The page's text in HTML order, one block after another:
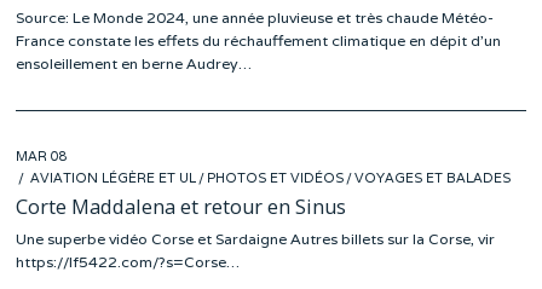
Source: Le Monde 2024, une année pluvieuse et très chaude Météo-
France constate les effets du réchauffement climatique en dépit d’un
ensoleillement en berne Audrey…
POSTED
ON
MAR 08
03
AVIATION LÉGÈRE ET UL / PHOTOS ET VIDÉOS /VOYAGES ET BALADES
Corte Maddalena et retour en Sinus
Une superbe vidéo Corse et Sardaigne Autres billets sur la Corse, vir
https://lf5422.com/?s=Corse…